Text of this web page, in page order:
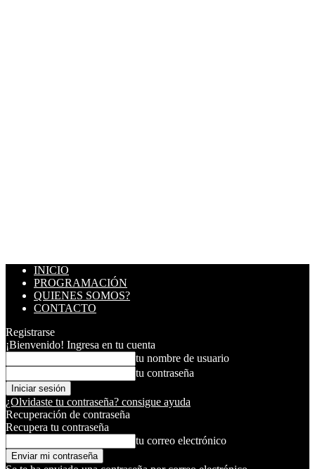
INICIO
PROGRAMACIÓN
QUIENES SOMOS?
CONTACTO
Registrarse
¡Bienvenido! Ingresa en tu cuenta
tu nombre de usuario
tu contraseña
¿Olvidaste tu contraseña? consigue ayuda
Recuperación de contraseña
Recupera tu contraseña
tu correo electrónico